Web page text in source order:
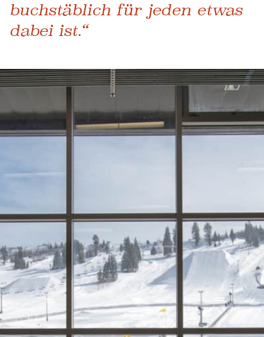
buchstäblich für jeden etwas
dabei ist.“